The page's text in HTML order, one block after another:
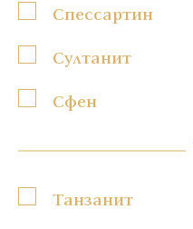
Спессартин
Султанит
Сфен
Танзанит